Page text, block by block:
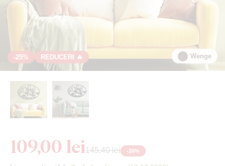
-25% REDUCERI 🔥 Wenge
109,00 lei145,40 lei -26%